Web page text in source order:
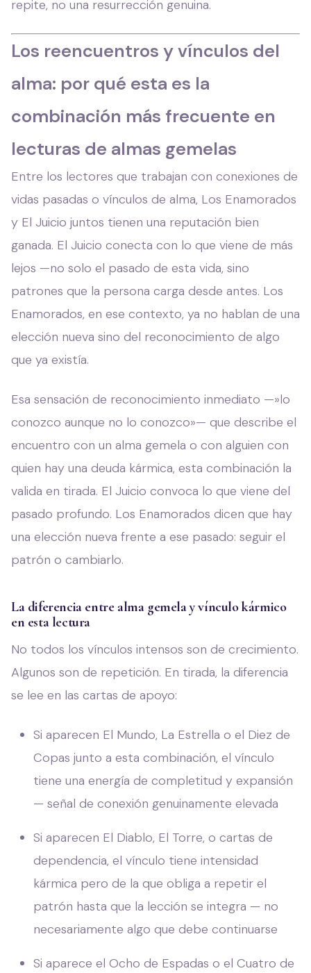
repite, no una resurrección genuina.
Los reencuentros y vínculos del
alma: por qué esta es la
combinación más frecuente en
lecturas de almas gemelas
Entre los lectores que trabajan con conexiones de
vidas pasadas o vínculos de alma, Los Enamorados
y El Juicio juntos tienen una reputación bien
ganada. El Juicio conecta con lo que viene de más
lejos —no solo el pasado de esta vida, sino
patrones que la persona carga desde antes. Los
Enamorados, en ese contexto, ya no hablan de una
elección nueva sino del reconocimiento de algo
que ya existía.
Esa sensación de reconocimiento inmediato —»lo
conozco aunque no lo conozco»— que describe el
encuentro con un alma gemela o con alguien con
quien hay una deuda kármica, esta combinación la
valida en tirada. El Juicio convoca lo que viene del
pasado profundo. Los Enamorados dicen que hay
una elección nueva frente a ese pasado: seguir el
patrón o cambiarlo.
La diferencia entre alma gemela y vínculo kármico
en esta lectura
No todos los vínculos intensos son de crecimiento.
Algunos son de repetición. En tirada, la diferencia
se lee en las cartas de apoyo:
Si aparecen El Mundo, La Estrella o el Diez de
Copas junto a esta combinación, el vínculo
tiene una energía de completitud y expansión
— señal de conexión genuinamente elevada
Si aparecen El Diablo, El Torre, o cartas de
dependencia, el vínculo tiene intensidad
kármica pero de la que obliga a repetir el
patrón hasta que la lección se integra — no
necesariamente algo que debe continuarse
Si aparece el Ocho de Espadas o el Cuatro de